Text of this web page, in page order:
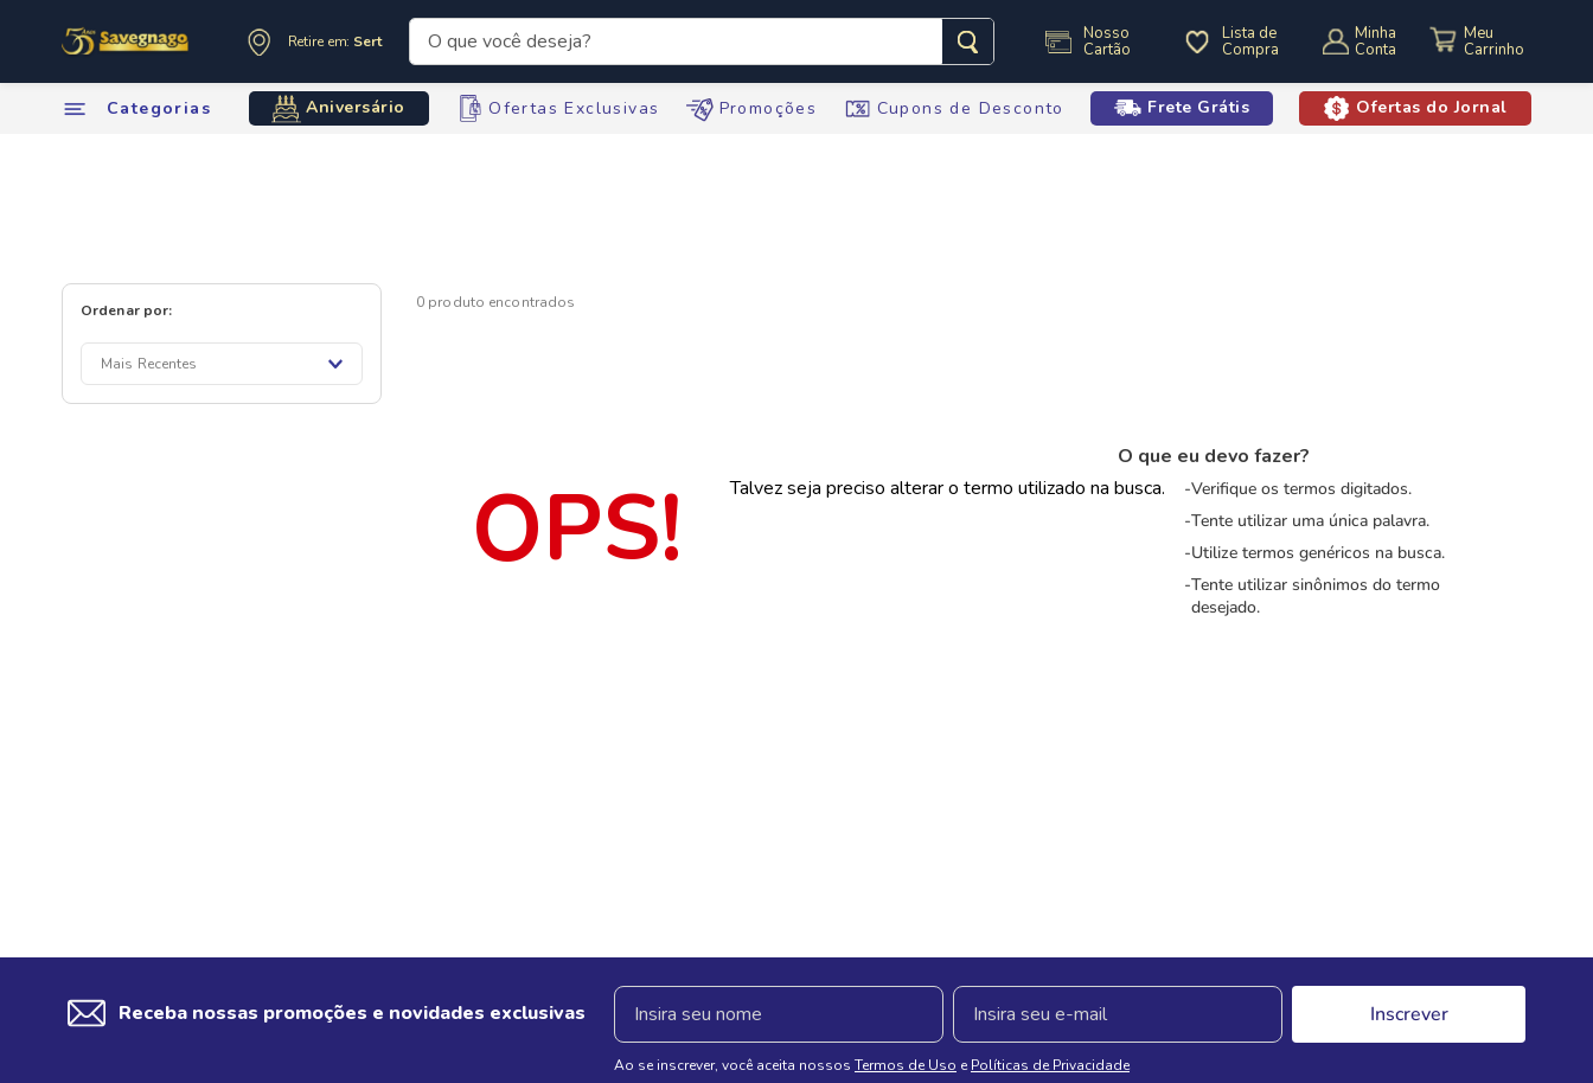
Retire em: Sertãozinho
O que você deseja? Nosso
Cartão
Lista de
Compra
Minha
Conta
Categorias Aniversário Ofertas Exclusivas Promoções Cupons de Desconto Frete Grátis Ofertas do Jornal
Mais Recentes
0 produto
Talvez seja preciso alterar o termo utilizado na busca.
O que eu devo fazer?
Verifique os termos digitados.
Tente utilizar uma única palavra.
Utilize termos genéricos na busca.
Tente utilizar sinônimos do termo
desejado.
Receba nossas promoções e novidades exclusivas Inscrever
Ao se inscrever, você aceita nossos Termos de Uso e Políticas de Privacidade
Termos mais buscados
leite